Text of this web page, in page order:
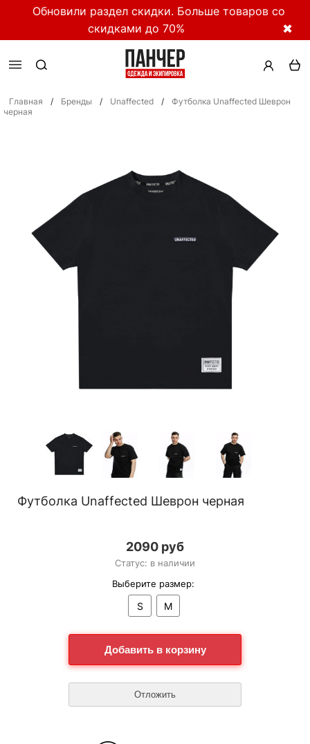
Обновили раздел скидки. Больше товаров со
скидками до 70%
✖
Главная / Бренды / Unaffected /
Футболка Unaffected Шеврон
черная
Футболка Unaffected Шеврон черная
2090 руб
Статус: в наличии
Выберите размер:
S M